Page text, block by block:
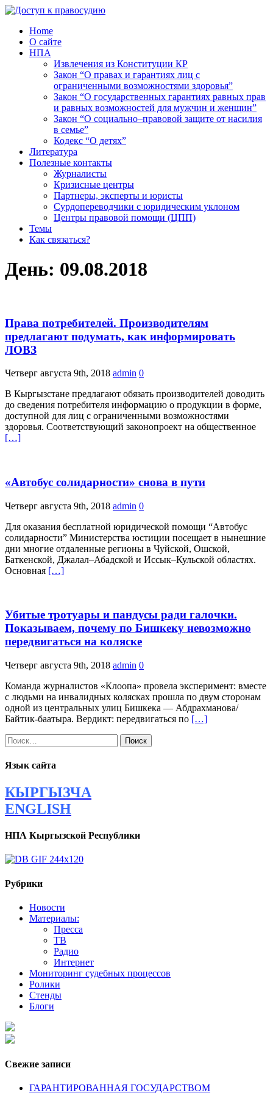
Home
О сайте
НПА
Извлечения из Конституции КР
Закон “О правах и гарантиях лиц с
ограниченными возможностями здоровья”
Закон “О государственных гарантиях равных прав
и равных возможностей для мужчин и женщин”
Закон “О социально–правовой защите от насилия
в семье”
Кодекс “О детях”
Литература
Полезные контакты
Журналисты
Кризисные центры
Партнеры, эксперты и юристы
Сурдопереводчики с юридическим уклоном
Центры правовой помощи (ЦПП)
Темы
Как связаться?
День: 09.08.2018
Права потребителей. Производителям
предлагают подумать, как информировать
ЛОВЗ
Четверг августа 9th, 2018 admin 0
В Кыргызстане предлагают обязать производителей доводить
до сведения потребителя информацию о продукции в форме,
доступной для лиц с ограниченными возможностями
здоровья. Соответствующий законопроект на общественное
[…]
«Автобус солидарности» cнова в пути
Четверг августа 9th, 2018 admin 0
Для оказания бесплатной юридической помощи “Автобус
солидарности” Министерства юстиции посещает в нынешние
дни многие отдаленные регионы в Чуйской, Ошской,
Баткенской, Джалал–Абадской и Иссык–Кульской областях.
Основная […]
Убитые тротуары и пандусы ради галочки.
Показываем, почему по Бишкеку невозможно
передвигаться на коляске
Четверг августа 9th, 2018 admin 0
Команда журналистов «Клоопа» провела эксперимент: вместе
с людьми на инвалидных колясках прошла по двум сторонам
одной из центральных улиц Бишкека — Абдрахманова/
Байтик-баатыра. Вердикт: передвигаться по […]
Найти:
Язык сайта
КЫРГЫЗЧА
ENGLISH
НПА Кыргызской Республики
Рубрики
Новости
Материалы:
Пресса
ТВ
Радио
Интернет
Мониторинг судебных процессов
Ролики
Стенды
Блоги
Свежие записи
ГАРАНТИРОВАННАЯ ГОСУДАРСТВОМ